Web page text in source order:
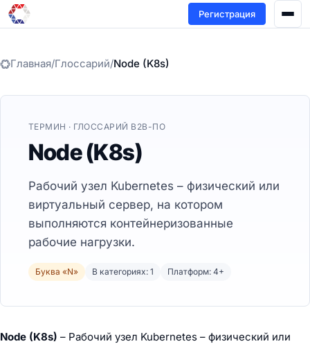
Регистрация
Главная/Глоссарий/Node (K8s)
ТЕРМИН · ГЛОССАРИЙ B2B-ПО
Node (K8s)
Рабочий узел Kubernetes – физический или
виртуальный сервер, на котором
выполняются контейнеризованные
рабочие нагрузки.
Буква «N» В категориях: 1 Платформ: 4+
Node (K8s) – Рабочий узел Kubernetes – физический или